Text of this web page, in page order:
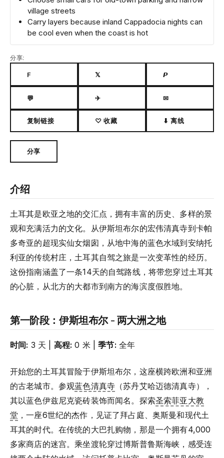
village streets
Carry layers because inland Cappadocia nights can
be cool even when the coast is hot
分享:
F 𝕏 𝙋
💬 ✈ ✉
复制链接 ♡ 收藏 ⬇ 离线
分享
介绍
土耳其是欧亚之地的交汇点，拥有丰富的历史、多样的景
观和充满活力的文化。从伊斯坦布尔的宏伟清真寺到卡帕
多奇亚的超现实仙女烟囱，从地中海的蓝色水域到安纳托
利亚的传统村庄，土耳其自驾之旅是一次变革性的经历。
这份指南涵盖了一条14天的自驾路线，将带您穿过土耳其
的心脏，从北方的大都市到南方的海滨度假胜地。
第一阶段：伊斯坦布尔 - 两大洲之地
时间: 3 天 | 高程: 0 米 |季节: 全年
开始您的土耳其冒险于伊斯坦布尔，这座横跨欧洲和亚洲
的古老城市。参观蓝色清真寺 （苏丹艾哈迈德清真寺），
其以蓝色伊兹尼克瓷砖装饰而闻名。探索圣索菲亚大教
堂 ，一座6世纪的杰作，见证了拜占庭、奥斯曼和现代土
耳其的时代。在传统的大巴扎购物，那是一个拥有4,000
多家商店的迷宫。乘坐渡轮穿过博斯普鲁斯海峡，感受连